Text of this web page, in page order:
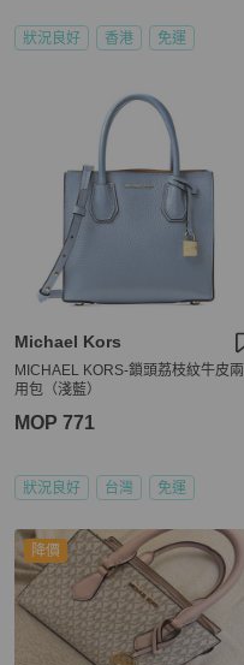
狀況良好 香港 免運
Michael Kors
MICHAEL KORS-鎖頭荔枝紋牛皮兩
用包（淺藍）
MOP 771
狀況良好 台灣 免運
降價